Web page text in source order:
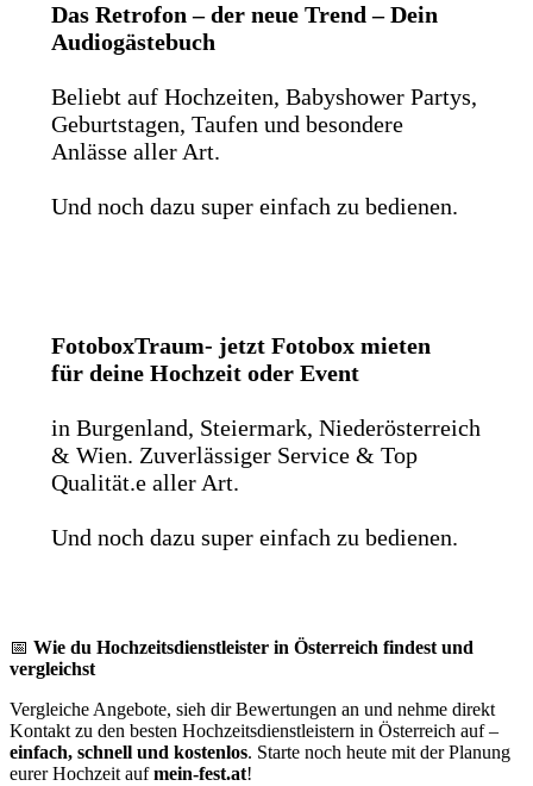
Das Retrofon – der neue Trend – Dein
Audiogästebuch
Beliebt auf Hochzeiten, Babyshower Partys,
Geburtstagen, Taufen und besondere
Anlässe aller Art.
Und noch dazu super einfach zu bedienen.
FotoboxTraum- jetzt Fotobox mieten
für deine Hochzeit oder Event
in Burgenland, Steiermark, Niederösterreich
& Wien. Zuverlässiger Service & Top
Qualität.e aller Art.
Und noch dazu super einfach zu bedienen.
📅 Wie du Hochzeitsdienstleister in Österreich findest und
vergleichst
Vergleiche Angebote, sieh dir Bewertungen an und nehme direkt
Kontakt zu den besten Hochzeitsdienstleistern in Österreich auf –
einfach, schnell und kostenlos. Starte noch heute mit der Planung
eurer Hochzeit aufmein-fest.at!